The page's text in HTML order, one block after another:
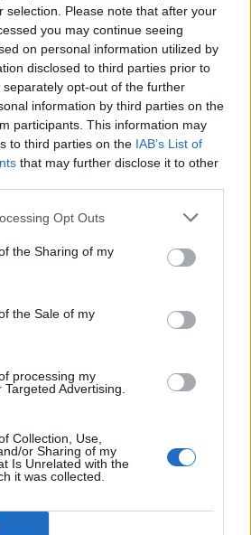
selection. Please note that after your
you may continue seeing
on personal information utilized by
disclosed to third parties prior to
opt-out of the further
information by third parties on the
participants. This information may
to third parties on the IAB’s List of
that may further disclose it to other
Opt Outs
the Sharing of my
the Sale of my
processing my
Advertising.
Collection, Use,
or Sharing of my
Is Unrelated with the
it was collected.
T O
R
O
Cabo Verde:
:
e ambientes
:
Days (ing.):